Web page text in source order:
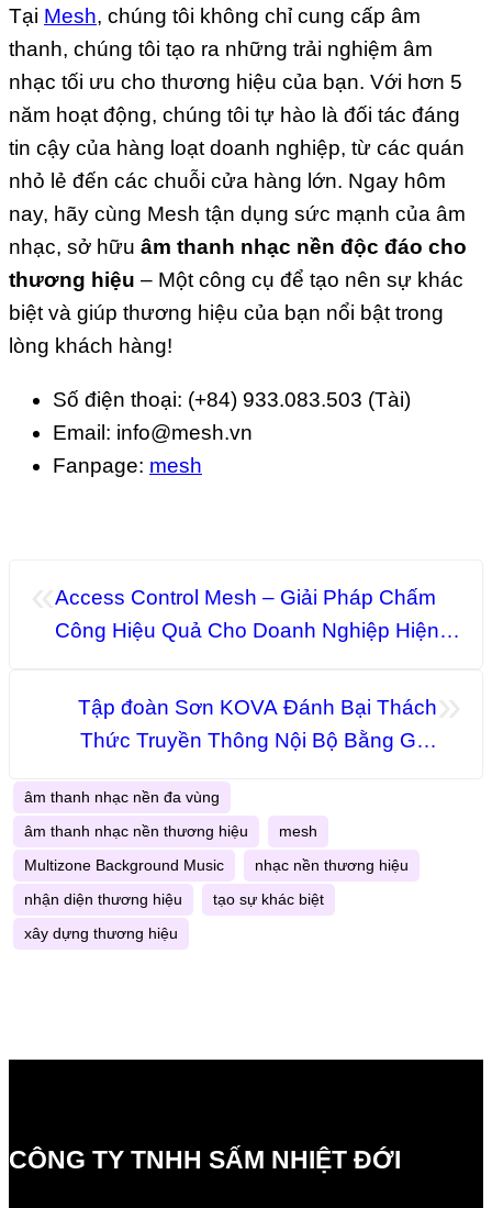
Tại Mesh, chúng tôi không chỉ cung cấp âm
thanh, chúng tôi tạo ra những trải nghiệm âm
nhạc tối ưu cho thương hiệu của bạn. Với hơn 5
năm hoạt động, chúng tôi tự hào là đối tác đáng
tin cậy của hàng loạt doanh nghiệp, từ các quán
nhỏ lẻ đến các chuỗi cửa hàng lớn. Ngay hôm
nay, hãy cùng Mesh tận dụng sức mạnh của âm
nhạc, sở hữu âm thanh nhạc nền độc đáo cho
thương hiệu – Một công cụ để tạo nên sự khác
biệt và giúp thương hiệu của bạn nổi bật trong
lòng khách hàng!
Số điện thoại: (+84) 933.083.503 (Tài)
Email: info@mesh.vn
Fanpage: mesh
Access Control Mesh – Giải Pháp Chấm
Công Hiệu Quả Cho Doanh Nghiệp Hiện
Tập đoàn Sơn KOVA Đánh Bại Thách
Thức Truyền Thông Nội Bộ Bằng Giải
âm thanh nhạc nền đa vùng
âm thanh nhạc nền thương hiệu mesh
Multizone Background Music nhạc nền thương hiệu
nhận diện thương hiệu tạo sự khác biệt
xây dựng thương hiệu
CÔNG TY TNHH SẤM NHIỆT ĐỚI